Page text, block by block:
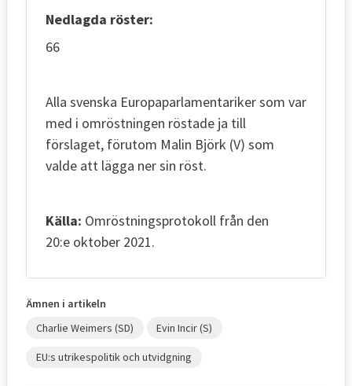
Nedlagda röster:
66
Alla svenska Europaparlamentariker som var
med i omröstningen röstade ja till
förslaget, förutom Malin Björk (V) som
valde att lägga ner sin röst.
Källa: Omröstningsprotokoll från den
20:e oktober 2021.
Ämnen i artikeln
Charlie Weimers (SD)
Evin Incir (S)
EU:s utrikespolitik och utvidgning